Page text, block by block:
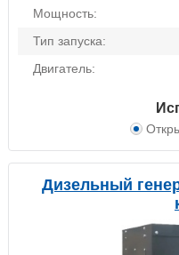
Мощность:
Тип запуска:
Двигатель:
Дизельный